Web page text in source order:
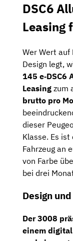
DSC6
Leasing
Wer Wert auf
Design legt,
145 e‑DSC6
Leasing zum
brutto pro
dieser
Klasse. Es
Fahrzeug an
von Farbe
bei drei
Design
Der 3008
einem